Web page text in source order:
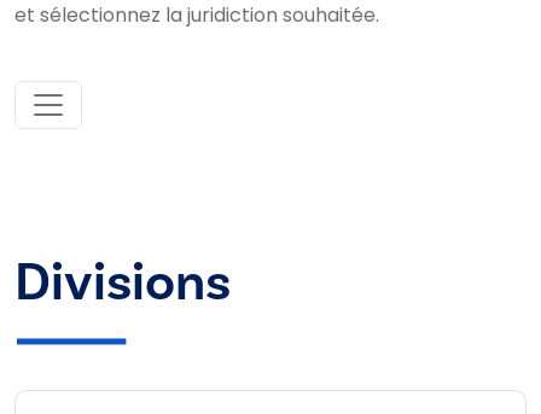
et sélectionnez la juridiction souhaitée.
Divisions